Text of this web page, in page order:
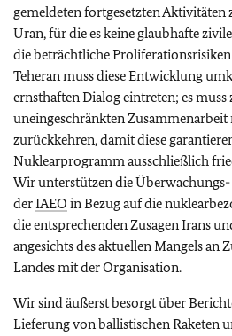
gemeldeten fortgesetzten
Uran, für die es keine glaubhafte
die beträchtliche
Teheran muss diese Entwicklung
ernsthaften Dialog eintreten; es muss
uneingeschränkten
zurückkehren, damit diese
Nuklearprogramm ausschließlich
Wir unterstützen die
derIAEO in Bezug auf die
die entsprechenden Zusagen Irans
angesichts des aktuellen Mangels an
Landes mit der Organisation.
Wir sind äußerst besorgt über
Lieferung von ballistischen Raketen